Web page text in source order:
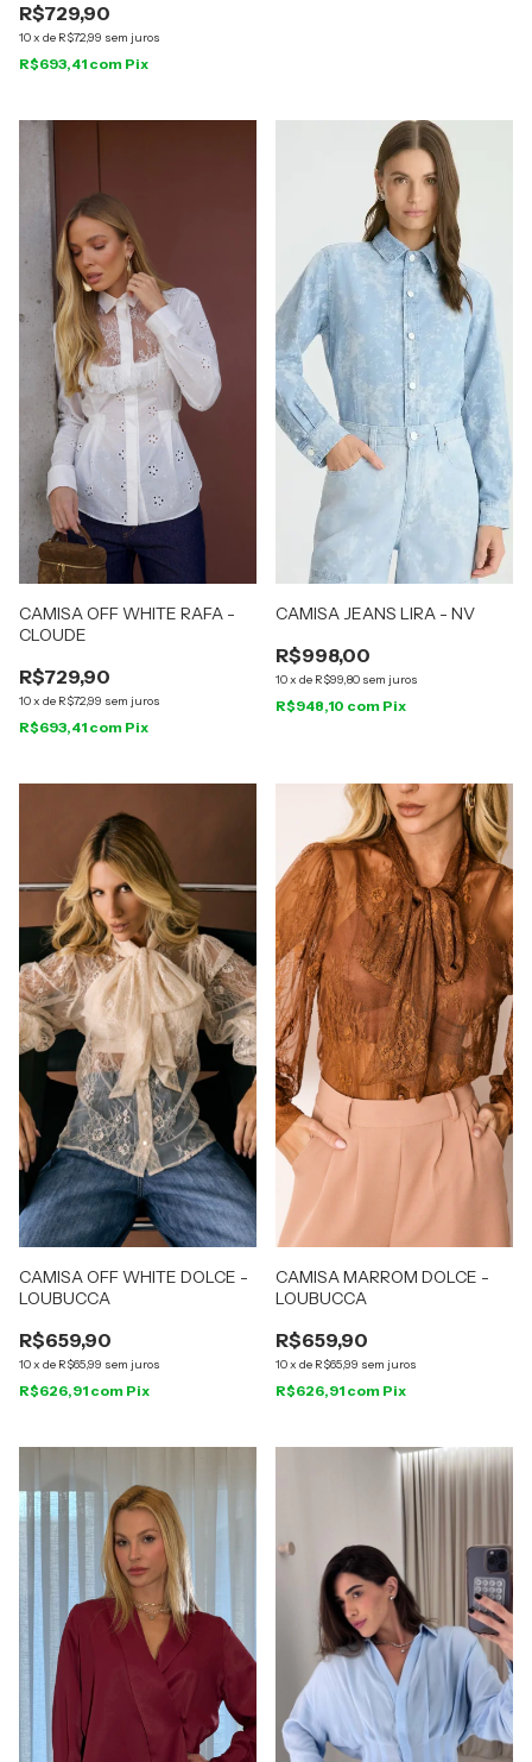
R$729,90
10x de R$72,99 sem juros
R$693,41 com Pix
CAMISA OFF WHITE RAFA -
CLOUDE
R$729,90
10x de R$72,99 sem juros
R$693,41 com Pix
CAMISA JEANS LIRA - NV
R$998,00
10x de R$99,80 sem juros
R$948,10 com Pix
CAMISA OFF WHITE DOLCE -
LOUBUCCA
R$659,90
10x de R$65,99 sem juros
R$626,91 com Pix
CAMISA MARROM DOLCE -
LOUBUCCA
R$659,90
10x de R$65,99 sem juros
R$626,91 com Pix